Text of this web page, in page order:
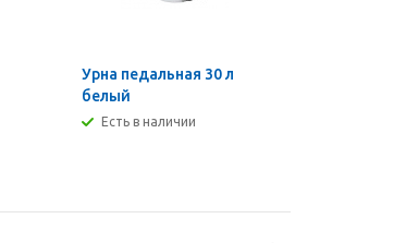
Урна педальная 30 л
белый
Есть в наличии